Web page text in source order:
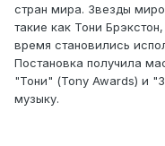
стран мира. Звезды
такие как Тони
время становились
Постановка получила
"Тони" (Tony Awards) и
музыку.